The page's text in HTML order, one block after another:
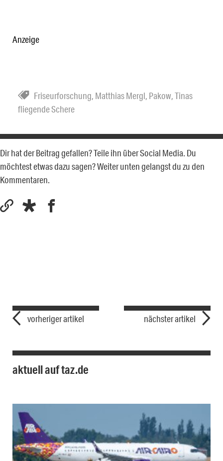
Anzeige
Friseurforschung, Matthias Mergl, Pakow,Tinas
fliegende Schere
Dir hat der Beitrag gefallen? Teile ihn über Social Media. Du
möchtest etwas dazu sagen? Weiter unten gelangst du zu den
Kommentaren.
vorheriger artikel nächster artikel
aktuell auf taz.de